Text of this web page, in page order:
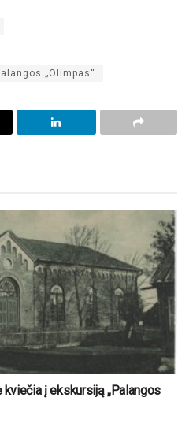
„Olimpas“
į ekskursiją „Palangos